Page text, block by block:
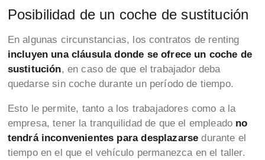
Posibilidad de un coche de sustitución
En algunas circunstancias, los contratos de renting
incluyen una cláusula donde se ofrece un coche de
sustitución, en caso de que el trabajador deba
quedarse sin coche durante un período de tiempo.
Esto le permite, tanto a los trabajadores como a la
empresa, tener la tranquilidad de que el empleado no
tendrá inconvenientes para desplazarse durante el
tiempo en el que el vehículo permanezca en el taller.